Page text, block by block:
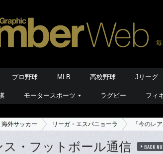
プロ野球 MLB 高校野球 Jリーグ
モータースポーツ ラグビー フィ
海外サッカー リーガ・エスパニョーラ 「今のレ
ス・フットボール通信 BACK